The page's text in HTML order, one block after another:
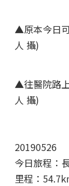
▲原本今日
人 攝)
▲往醫院路
人 攝)
20190526
今日旅程：
里程：